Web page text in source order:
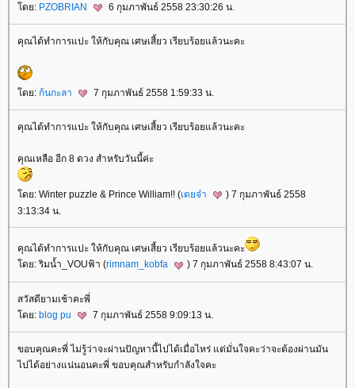
ดย: PZOBRIAN 6 กุมภาพันธ์ 2558 23:30:26 น.
คุณได้ทำการแปะ ให้กับคุณ เศษเสี้ยว เรียบร้อยแล้วนะคะ
ดย: ก้นกะลา 7 กุมภาพันธ์ 2558 1:59:33 น.
คุณได้ทำการแปะ ให้กับคุณ เศษเสี้ยว เรียบร้อยแล้วนะคะ
คุณเหลือ อีก 8 ดวง สำหรับวันนี้ค่ะ
ดย: Winter puzzle & Prince William!! (เตยจ๋า
) 7 กุมภาพันธ์ 2558
3:13:34 น.
คุณได้ทำการแปะ ให้กับคุณ เศษเสี้ยว เรียบร้อยแล้วนะคะ
ดย: ริมน้ำ_VOUฟ้า (rimnam_kobfa ) 7 กุมภาพันธ์ 2558 8:43:07 น.
สวัสดียามเช้าคะพี่
ดย: blog pu 7 กุมภาพันธ์ 2558 9:09:13 น.
ขอบคุณคะพี่ ไม่รู้ว่าจะผ่านปัญหานี้ไปได้เมื่อไหร่ แต่มั่นใจคะว่าจะต้องผ่านมัน
ไปได้อย่างแน่นอนคะพี่ ขอบคุณสำหรับกำลังใจคะ